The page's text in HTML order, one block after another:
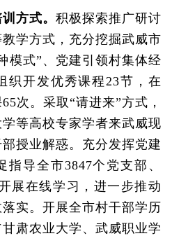
方式。 积极探索推广研讨
学方式，充分挖掘武威市
模式”、党建引领村集体经
织开发优秀课程23节，在
次。采取“请进来”方式，
等高校专家学者来武威现
授业解惑。充分发挥党建
导全市3847个党支部、
展在线学习，进一步推动
实。开展全市村干部学历
肃农业大学、武威职业学